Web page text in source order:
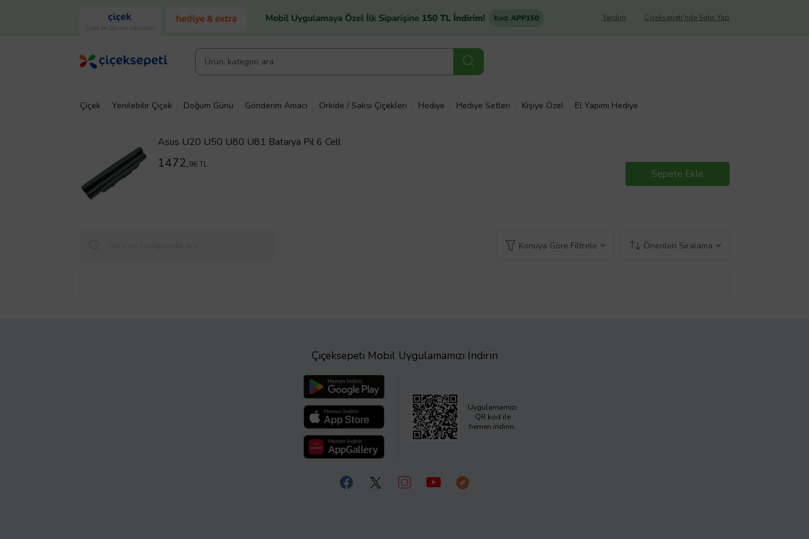
Çiçek ve Gurme Lezzetler
Çiçeksepeti'nde Satış Yap
Yardım
Çiçek Yenilebilir Çiçek Doğum Günü Gönderim Amacı Orkide / Saksı Çiçekleri Hediye Hediye Setleri Kişiye Özel El Yapımı Hediye
Asus U20 U50 U80 U81 Batarya Pil 6 Cell
1472,96 TL
Sepete Ekle
Konuya Göre Filtrele Önerilen Sıralama
Çiçeksepeti Mobil Uygulamamızı İndirin
Uygulamamızı
QR kod ile
hemen indirin.